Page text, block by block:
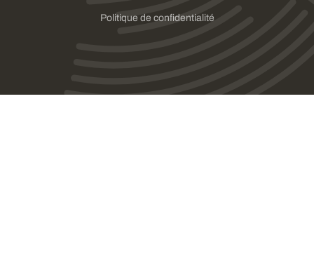
Politique de confidentialité